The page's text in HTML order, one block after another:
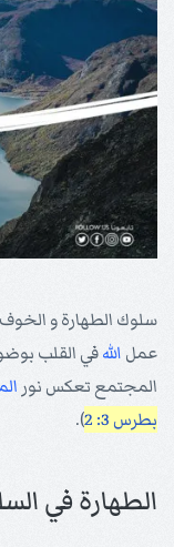
سلوك الطهارة و
عمل اللهفي القلب
المجتمع تعكس نور
بطرس 3: 2
).
الطهارة في